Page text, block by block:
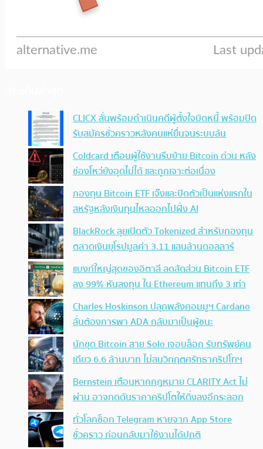
CLICX ลั่นพร้อมดำเนินคดีผู้ตั้งใจบิดหนี้ พร้อมปิด
รับสมัครชั่วคราวหลังคนแห่ยื่นจนระบบล้น
Coldcard เตือนผู้ใช้งานรีบย้าย Bitcoin ด่วน หลัง
ช่องโหว่ยังอุดไม่ได้ และถูกเจาะต่อเนื่อง
กองทุน Bitcoin ETF เจ๊งและปิดตัวเป็นแห่งแรกใน
สหรัฐหลังเงินทุนไหลออกไปฝั่ง AI
BlackRock ลุยเปิดตัว Tokenized สำหรับกองทุน
ตลาดเงินยุโรปมูลค่า 3.11 แสนล้านดอลลาร์
แบงก์ใหญ่สุดของอิตาลี ลดสัดส่วน Bitcoin ETF
ลง 99% หันลงทุน ใน Ethereum แทนถึง 3 เท่า
Charles Hoskinson ปลุกพลังคอมมูฯ Cardano
ลั่นต้องการพา ADA กลับมาเป็นผู้ชนะ
นักขุด Bitcoin สาย Solo เจอบล็อก รับทรัพย์คน
เดียว 6.6 ล้านบาท ไม่สนวิกฤตศรัทธาคริปโทฯ
Bernstein เตือนหากกฎหมาย CLARITY Act ไม่
ผ่าน อาจกดดันราคาคริปโตให้ดิ่งลงอีกระลอก
ทั่วโลกช็อก Telegram หายจาก App Store
ชั่วคราว ก่อนกลับมาใช้งานได้ปกติ